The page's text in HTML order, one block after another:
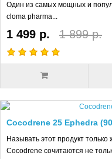
Один из самых мощных и
cloma pharma...
1 499 р. 1 899 р.
Cocodrene 25 Ephedra
Называть этот продукт
Cocodrene сочитаются не